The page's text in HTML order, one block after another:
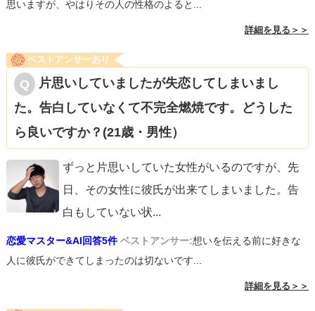
思いますが、やはりその人の性格のよると...
詳細を見る＞＞
ベストアンサーあり
片思いしていましたが失恋してしまいまし
た。告白していなくて不完全燃焼です。どうした
ら良いですか？(21歳・男性）
ずっと片思いしていた女性がいるのですが、先
日、その女性に彼氏が出来てしまいました。告
白もしていない状...
恋愛マスター&AI回答5件 ベストアンサー:想いを伝える前に好きな
人に彼氏ができてしまったのは切ないです...
詳細を見る＞＞